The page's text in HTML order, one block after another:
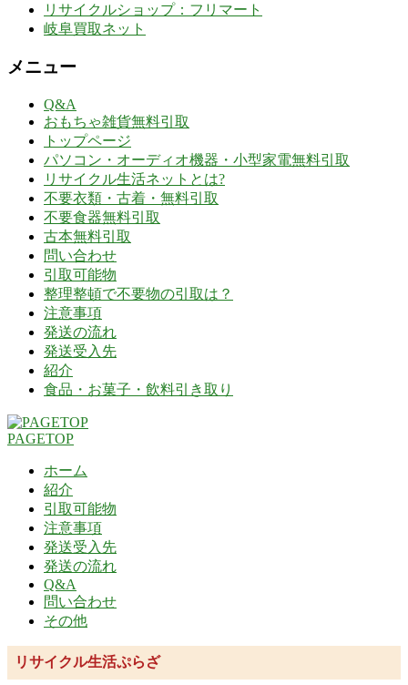
リサイクルショップ：フリマート
岐阜買取ネット
メニュー
Q&A
おもちゃ雑貨無料引取
トップページ
パソコン・オーディオ機器・小型家電無料引取
リサイクル生活ネットとは?
不要衣類・古着・無料引取
不要食器無料引取
古本無料引取
問い合わせ
引取可能物
整理整頓で不要物の引取は？
注意事項
発送の流れ
発送受入先
紹介
食品・お菓子・飲料引き取り
PAGETOP
ホーム
紹介
引取可能物
注意事項
発送受入先
発送の流れ
Q&A
問い合わせ
その他
リサイクル生活ぷらざ